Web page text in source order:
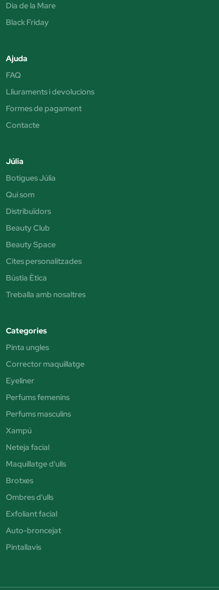
Dia de la Mare
Black Friday
Ajuda
FAQ
Lliuraments i devolucions
Formes de pagament
Contacte
Júlia
Botigues Júlia
Qui som
Distribuïdors
Beauty Club
Beauty Space
Cites personalitzades
Bústia Ètica
Treballa amb nosaltres
Categories
Pinta ungles
Corrector maquillatge
Eyeliner
Perfums femenins
Perfums masculins
Xampú
Neteja facial
Maquillatge d'ulls
Brotxes
Ombres d'ulls
Exfoliant facial
Auto-broncejat
Pintallavis